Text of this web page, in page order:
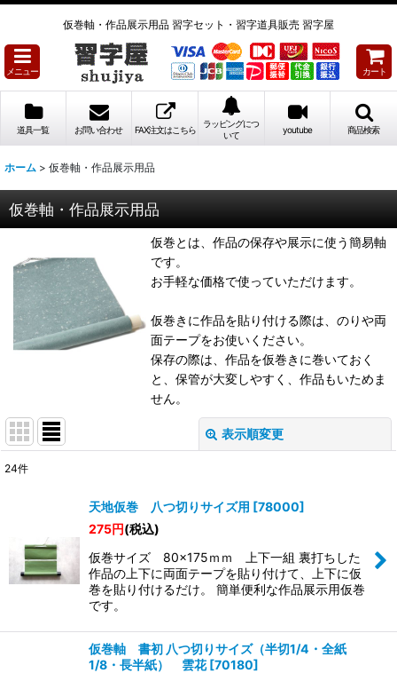
仮巻軸・作品展示用品 習字セット・習字道具販売 習字屋
メニュー カート
道具一覧 お問い合わせ FAX注文はこちら
ラッピングにつ
いて
youtube 商品検索
ホーム > 仮巻軸・作品展示用品
仮巻軸・作品展示用品
仮巻とは、作品の保存や展示に使う簡易軸
です。
お手軽な価格で使っていただけます。
仮巻きに作品を貼り付ける際は、のりや両
面テープをお使いください。
保存の際は、作品を仮巻きに巻いておく
と、保管が大変しやすく、作品もいためま
せん。
表示順変更
並び順
絞り込む
24件
天地仮巻 八つ切りサイズ用 [78000]
275円(税込)
仮巻サイズ 80×175ｍｍ 上下一組 裏打ちした
作品の上下に両面テープを貼り付けて、上下に仮
巻を貼り付けるだけ。 簡単便利な作品展示用仮巻
です。
仮巻軸 書初 八つ切りサイズ（半切1/4・全紙
1/8・長半紙） 雲花 [70180]